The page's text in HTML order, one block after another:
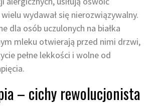
wydawał się nierozwiązywalny.
dla osób uczulonych na białka
mleku otwierają przed nimi drzwi,
pełne lekkości i wolne od
– cichy rewolucjonista